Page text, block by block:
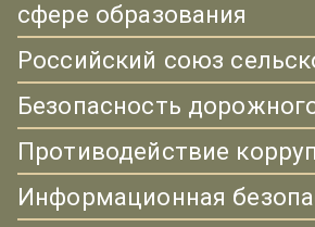
сфере образования
Российский союз
Безопасность
Противодействие
Информационная